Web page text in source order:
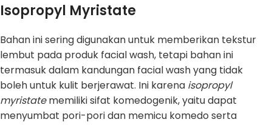
Isopropyl Myristate
Bahan ini sering digunakan untuk memberikan tekstur
lembut pada produk facial wash, tetapi bahan ini
termasuk dalam kandungan facial wash yang tidak
boleh untuk kulit berjerawat. Ini karena isopropyl
myristatememiliki sifat komedogenik, yaitu dapat
menyumbat pori-pori dan memicu komedo serta